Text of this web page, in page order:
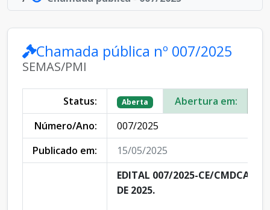
Chamada pública nº 007/2025
SEMAS/PMI
Status: Aberta Abertura em:
Número/Ano:
007/2025
Publicado em:
15/05/2025
EDITAL 007/2025-CE/CMDCA, 15
DE 2025.